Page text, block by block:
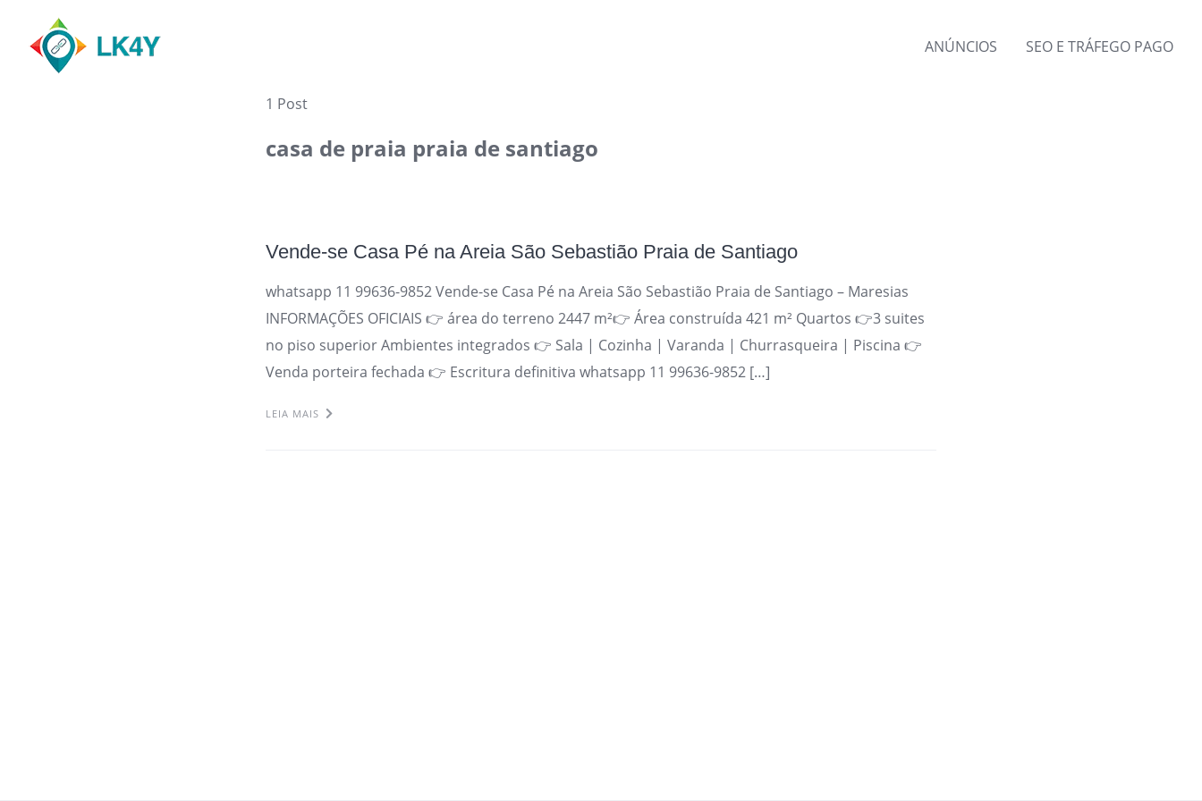
content
ANÚNCIOS SEO E TRÁFEGO PAGO
1 Post
casa de praia praia de santiago
Vende-se Casa Pé na Areia São Sebastião Praia de Santiago
whatsapp 11 99636-9852 Vende-se Casa Pé na Areia São Sebastião Praia de Santiago – Maresias
INFORMAÇÕES OFICIAIS 👉 área do terreno 2447 m²👉 Área construída 421 m² Quartos 👉3 suites
no piso superior Ambientes integrados 👉 Sala | Cozinha | Varanda | Churrasqueira | Piscina 👉
Venda porteira fechada 👉 Escritura definitiva whatsapp 11 99636-9852 […]
LEIA MAIS